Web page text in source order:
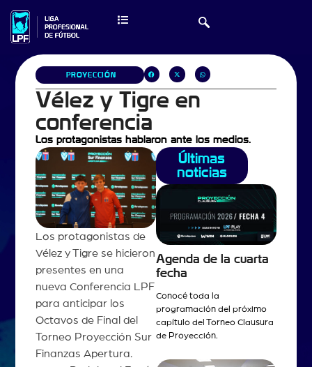
PROYECCIÓN
Vélez y Tigre en
conferencia
Los protagonistas hablaron ante los medios.
Los protagonistas de
Vélez y Tigre se hicieron
presentes en una
nueva Conferencia LPF
para anticipar los
Octavos de Final del
Torneo Proyección Sur
Finanzas Apertura.
Últimas
noticias
Agenda de la cuarta
fecha
Conocé toda la
programación del próximo
capítulo del Torneo Clausura
de Proyección.